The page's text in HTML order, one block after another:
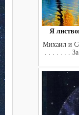
Я
Михаил и
. . . . . . .